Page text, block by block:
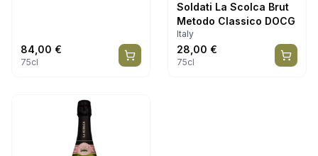
84,00 €
75cl
Soldati La Scolca Brut
Metodo Classico DOCG
Italy
28,00 €
75cl